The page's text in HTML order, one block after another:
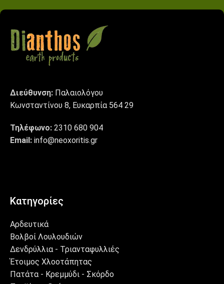
Διεύθυνση: Παλαιολόγου
Κωνσταντίνου 8, Ευκαρπία 564 29
Τηλέφωνο: 2310 680 904
Email: info@neoxoritis.gr
Κατηγορίες
Αρδευτικά
Βολβοί Λουλουδιών
Δενδρύλλια - Τριανταφυλλιές
Έτοιμος Χλοοτάπητας
Πατάτα - Κρεμμύδι - Σκόρδο